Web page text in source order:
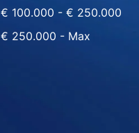
€ 100.000 - € 250.000
€ 250.000 - Max